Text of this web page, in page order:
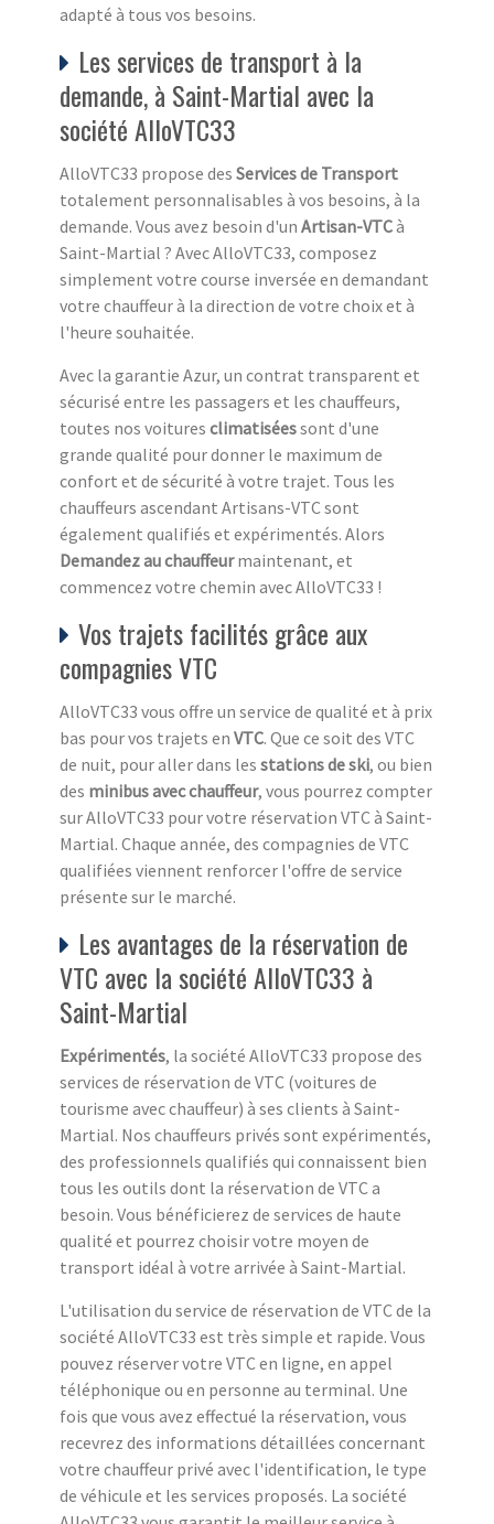
adapté à tous vos besoins.
Les services de transport à la
demande, à Saint-Martial avec la
société AlloVTC33
AlloVTC33 propose des Services de Transport
totalement personnalisables à vos besoins, à la
demande. Vous avez besoin d'un Artisan-VTCà
Saint-Martial ? Avec AlloVTC33, composez
simplement votre course inversée en demandant
votre chauffeur à la direction de votre choix et à
l'heure souhaitée.
Avec la garantie Azur, un contrat transparent et
sécurisé entre les passagers et les chauffeurs,
toutes nos voitures climatiséessont d'une
grande qualité pour donner le maximum de
confort et de sécurité à votre trajet. Tous les
chauffeurs ascendant Artisans-VTC sont
également qualifiés et expérimentés. Alors
Demandez au chauffeurmaintenant, et
commencez votre chemin avec AlloVTC33 !
Vos trajets facilités grâce aux
compagnies VTC
AlloVTC33 vous offre un service de qualité et à prix
bas pour vos trajets en VTC. Que ce soit des VTC
de nuit, pour aller dans les stations de ski, ou bien
des minibus avec chauffeur, vous pourrez compter
sur AlloVTC33 pour votre réservation VTC à Saint-
Martial. Chaque année, des compagnies de VTC
qualifiées viennent renforcer l'offre de service
présente sur le marché.
Les avantages de la réservation de
VTC avec la société AlloVTC33 à
Saint-Martial
Expérimentés, la société AlloVTC33 propose des
services de réservation de VTC (voitures de
tourisme avec chauffeur) à ses clients à Saint-
Martial. Nos chauffeurs privés sont expérimentés,
des professionnels qualifiés qui connaissent bien
tous les outils dont la réservation de VTC a
besoin. Vous bénéficierez de services de haute
qualité et pourrez choisir votre moyen de
transport idéal à votre arrivée à Saint-Martial.
L'utilisation du service de réservation de VTC de la
société AlloVTC33 est très simple et rapide. Vous
pouvez réserver votre VTC en ligne, en appel
téléphonique ou en personne au terminal. Une
fois que vous avez effectué la réservation, vous
recevrez des informations détaillées concernant
votre chauffeur privé avec l'identification, le type
de véhicule et les services proposés. La société